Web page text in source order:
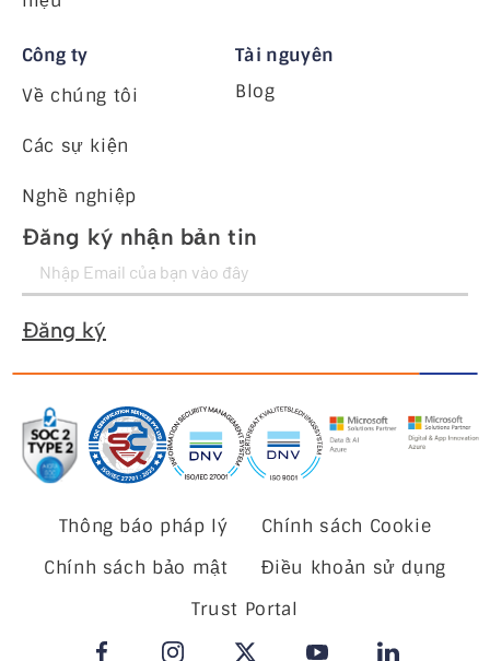
Công ty
Về chúng tôi
Các sự kiện
Nghề nghiệp
Tài nguyên
Blog
Đăng ký nhận bản tin
Đăng ký
Thông báo pháp lý
Chính sách Cookie
Chính sách bảo mật
Điều khoản sử dụng
Trust Portal